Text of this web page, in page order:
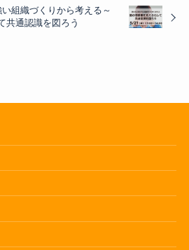
組織づくりから考える～
共通認識を図ろう